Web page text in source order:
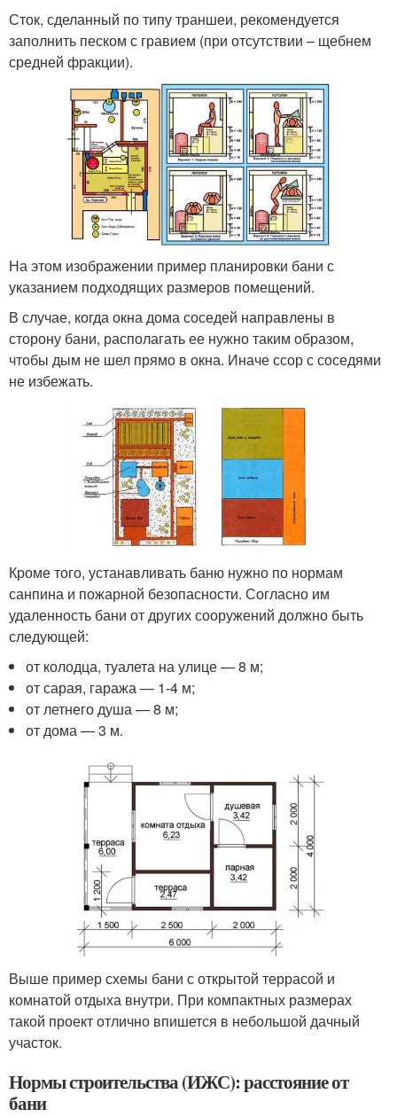
Сток, сделанный по типу траншеи, рекомендуется
заполнить песком с гравием (при отсутствии – щебнем
средней фракции).
На этом изображении пример планировки бани с
указанием подходящих размеров помещений.
В случае, когда окна дома соседей направлены в
сторону бани, располагать ее нужно таким образом,
чтобы дым не шел прямо в окна. Иначе ссор с соседями
не избежать.
Кроме того, устанавливать баню нужно по нормам
санпина и пожарной безопасности. Согласно им
удаленность бани от других сооружений должно быть
следующей:
от колодца, туалета на улице — 8 м;
от сарая, гаража — 1-4 м;
от летнего душа — 8 м;
от дома — 3 м.
Выше пример схемы бани с открытой террасой и
комнатой отдыха внутри. При компактных размерах
такой проект отлично впишется в небольшой дачный
участок.
Нормы строительства (ИЖС): расстояние от
бани